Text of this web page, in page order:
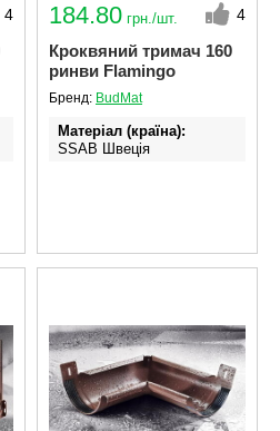
4 184.80 грн./шт. 4
Кроквяний тримач 160
ринви Flamingo
Бренд: BudMat
Матеріал (країна)
SSAB Швеція